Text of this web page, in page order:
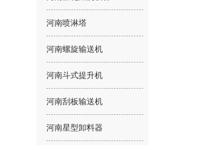
河南喷淋塔
河南螺旋输送机
河南斗式提升机
河南刮板输送机
河南星型卸料器